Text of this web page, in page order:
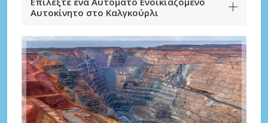
Αυτοκίνητο στο Καλγκούρλι